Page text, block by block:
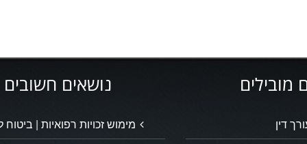
מובילים
דין
נושאים חשובים
מימוש זכויות רפואיות | ביטוח